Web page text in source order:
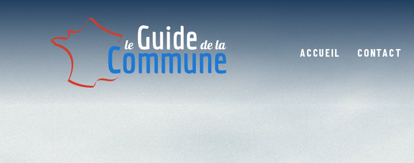
ACCUEIL CONTACT